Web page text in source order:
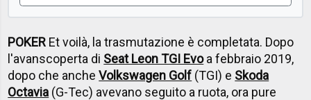
POKER Et voilà, la trasmutazione è completata. Dopo
l'avanscoperta di Seat Leon TGI Evoa febbraio 2019,
dopo che ancheVolkswagen Golf (TGI) e Skoda
Octavia (G-Tec) avevano seguito a ruota, ora pure